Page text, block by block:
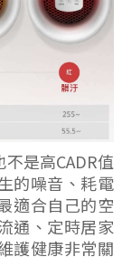
是高CADR值
的噪音、耗電
適合自己的空
通、定時居家
護健康非常關